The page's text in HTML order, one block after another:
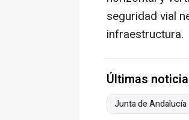
seguridad vial
infraestructura.
Últimas
Junta de Andalucía